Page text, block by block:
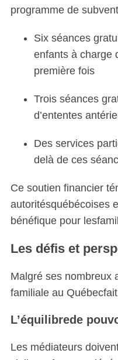
programme de
Six séances
enfants à charge
première fois
Trois séances
d’ententes
Des services
delà de ces
Ce soutien financier
autoritésquébécoises
bénéfique pour
Les défis et
Malgré ses nombreux
familiale au
L’équilibrede
Les médiateurs